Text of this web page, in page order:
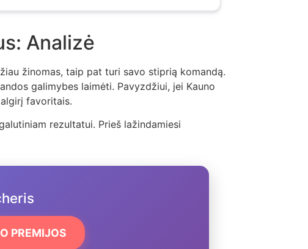
Analizė
žinomas, taip pat turi savo stiprią komandą.
galimybes laimėti. Pavyzdžiui, jei Kauno
favoritais.
rezultatui. Prieš lažindamiesi
PREMIJOS